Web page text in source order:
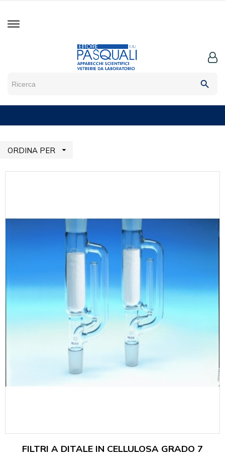
search
ORDINA PER 
FILTRI A DITALE IN CELLULOSA GRADO 7